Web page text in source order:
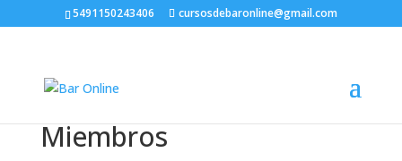
5491150243406 cursosdebaronline@gmail.com
Miembros